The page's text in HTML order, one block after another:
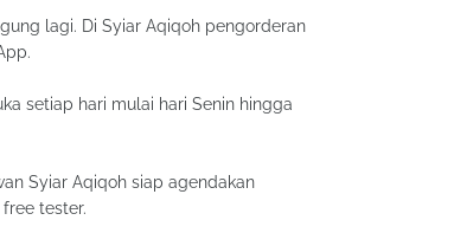
lagi. Di Syiar Aqiqoh pengorderan
setiap hari mulai hari Senin hingga
Syiar Aqiqoh siap agendakan
tester.